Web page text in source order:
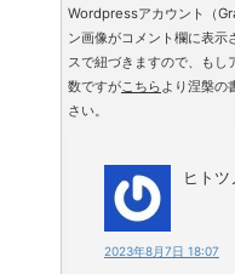
Wordpressアカウント（
ン画像がコメント欄に表示
スで紐づきますので、もし
数ですがこちらより涅槃の
さい。
ヒトツ
2023年8月7日 18:07